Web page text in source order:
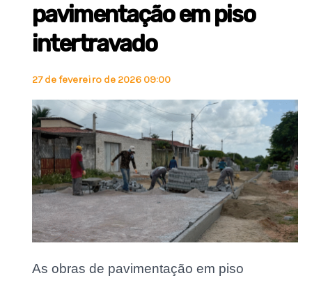
pavimentação em piso
intertravado
27 de fevereiro de 2026 09:00
As obras de pavimentação em piso